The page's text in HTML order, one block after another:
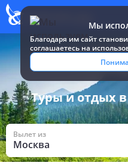
Мы
Благодаря им сайт
соглашаетесь на
Все туры и путевки
Туры и отдых
Вылет из
Москва